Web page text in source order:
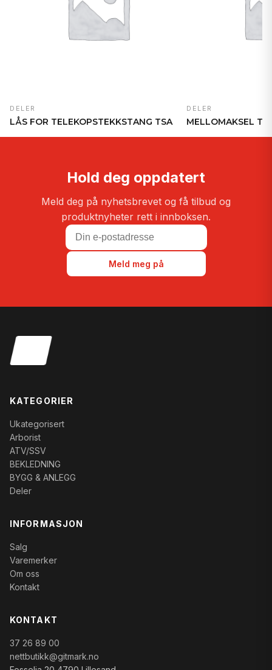
DELER
LÅS FOR TELEKOPSTEKKSTANG TSA
DELER
MELLOMAKSEL
Hold deg oppdatert
Meld deg på nyhetsbrevet og få tilbud og
produktnyheter rett i innboksen.
Meld meg på
KATEGORIER
Ukategorisert
Arborist
ATV/SSV
BEKLEDNING
BYGG & ANLEGG
Deler
INFORMASJON
Salg
Varemerker
Om oss
Kontakt
KONTAKT
37 26 89 00
nettbutikk@gitmark.no